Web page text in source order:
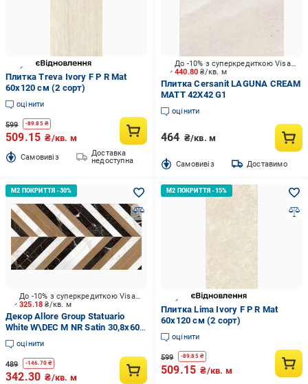
Плитка Treva Ivory F P R Mat
60х120 см (2 сорт)
оцінити
599 -89.85₴
509.15 ₴/кв. м
Cамовивіз
Доставка
недоступна
440.80₴/кв. м
До -10% з суперкредиткою Visa Вигода
Плитка Cersanit LAGUNA CREAM
MATT 42X42 G1
оцінити
464 ₴/кв. м
Cамовивіз Доставимо
325.18₴/кв. м
До -10% з суперкредиткою Visa Вигода
Декор Allore Group Statuario
White W\DEC M NR Satin 30,8x60,8
см
оцінити
489 -146.70 ₴
342.30 ₴/кв. м
Плитка Lima Ivory F P R Mat
60х120 см (2 сорт)
оцінити
599 -89.85₴
509.15 ₴/кв. м